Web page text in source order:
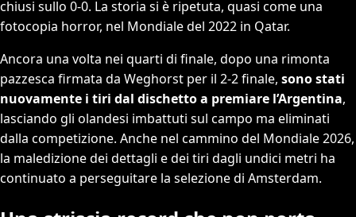
chiusi sullo 0-0. La storia si è ripetuta, quasi come una
fotocopia horror, nel Mondiale del 2022 in Qatar.
Ancora una volta nei quarti di finale, dopo una rimonta
pazzesca firmata da Weghorst per il 2-2 finale, sono stati
nuovamente i tiri dal dischetto a premiare l’Argentina,
lasciando gli olandesi imbattuti sul campo ma eliminati
dalla competizione. Anche nel cammino del Mondiale 2026,
la maledizione dei dettagli e dei tiri dagli undici metri ha
continuato a perseguitare la selezione di Amsterdam.